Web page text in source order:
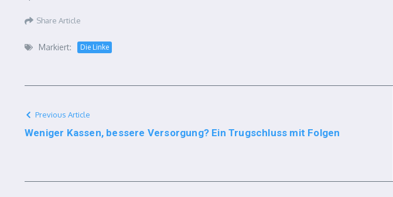
Share Article
Markiert: Die Linke
Previous Article
Weniger Kassen, bessere Versorgung? Ein Trugschluss mit Folgen